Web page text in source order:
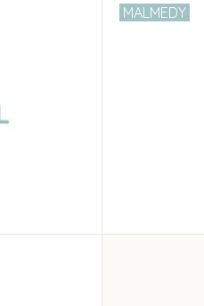
MALMEDY